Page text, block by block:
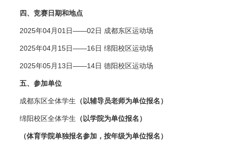
四、竞赛日期和地点
2025年04月01日——02日 成都东区运动场
2025年04月15日——16日 绵阳校区运动场
2025年05月13日——14日 德阳校区运动场
五、参加单位
成都东区全体学生 （以辅导员老师为单位报名）
绵阳校区全体学生 （以学院为单位报名）
（体育学院单独报名参加 ，按年级为单位报名）